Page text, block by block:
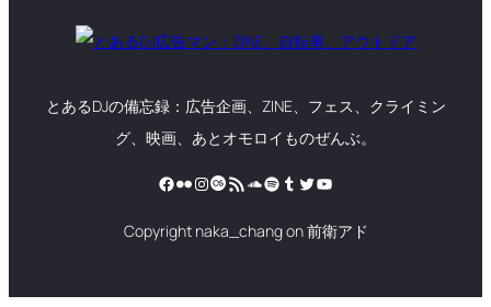
とあるDJの備忘録：広告企画、ZINE、フェス、クライミン
グ、映画、あとオモロイものぜんぶ。
Facebook
FlickrInstagram
Last.fm
RSS フィードSoundCloud
Spotify
Tumblr
Twitter
YouTube
Copyright naka_chang on 前衛アド